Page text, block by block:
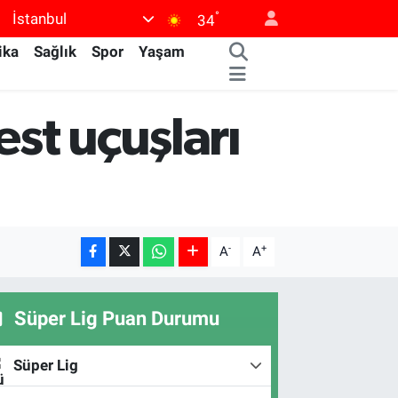
İstanbul 34°
Sağlık Spor
Yaşam
uçuşları
A- A+
Süper Lig Puan Durumu
Süper Lig